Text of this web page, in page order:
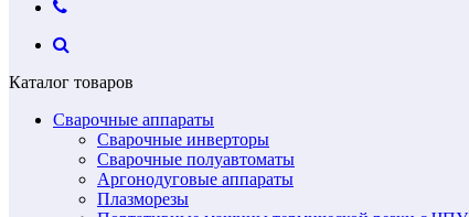
Каталог товаров
Сварочные аппараты
Сварочные инверторы
Сварочные полуавтоматы
Аргонодуговые аппараты
Плазморезы